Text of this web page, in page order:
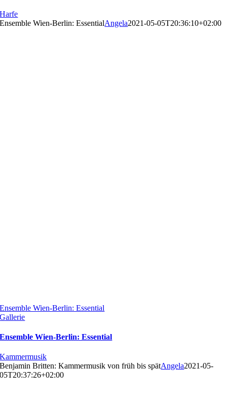
Harfe
Ensemble Wien-Berlin: EssentialAngela2021-05-05T20:36:10+02:00
Ensemble Wien-Berlin: Essential
Gallerie
Ensemble Wien-Berlin: Essential
Kammermusik
Benjamin Britten: Kammermusik von früh bis spätAngela2021-05-
05T20:37:26+02:00